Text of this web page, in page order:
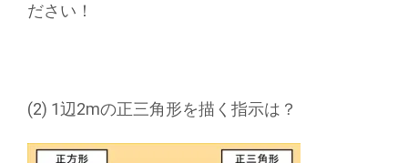
ださい！
(2) 1辺2mの正三角形を描く指示は？